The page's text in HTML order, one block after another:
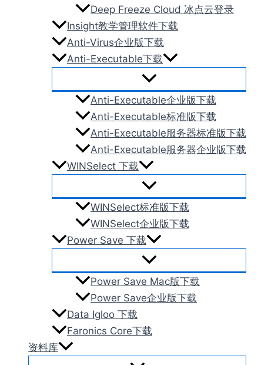
Deep Freeze Cloud 冰点云登录
Insight教学管理软件下载
Anti-Virus企业版下载
Anti-Executable下载
Anti-Executable企业版下载
Anti-Executable标准版下载
Anti-Executable服务器标准版下载
Anti-Executable服务器企业版下载
WINSelect 下载
WINSelect标准版下载
WINSelect企业版下载
Power Save 下载
Power Save Mac版下载
Power Save企业版下载
Data Igloo 下载
Faronics Core下载
资料库